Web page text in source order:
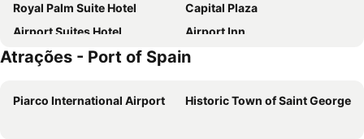
Royal Palm Suite Hotel
Capital Plaza
Airport Suites Hotel
Airport Inn
Hotel Bel Air International Airport
Atrações - Port of Spain
Piarco International Airport Historic Town of Saint George